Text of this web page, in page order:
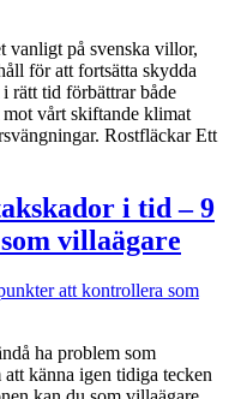
vanligt på svenska villor,
för att fortsätta skydda
rätt tid förbättrar både
vårt skiftande klimat
Rostfläckar Ett
i tid – 9
villaägare
ha problem som
känna igen tidiga tecken